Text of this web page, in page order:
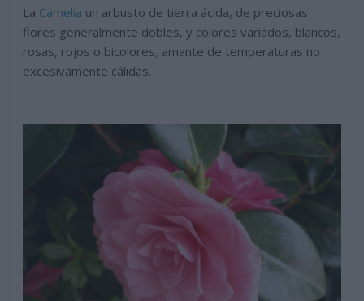
La Camelia un arbusto de tierra ácida, de preciosas
flores generalmente dobles, y colores variados, blancos,
rosas, rojos o bicolores, amante de temperaturas no
excesivamente cálidas.